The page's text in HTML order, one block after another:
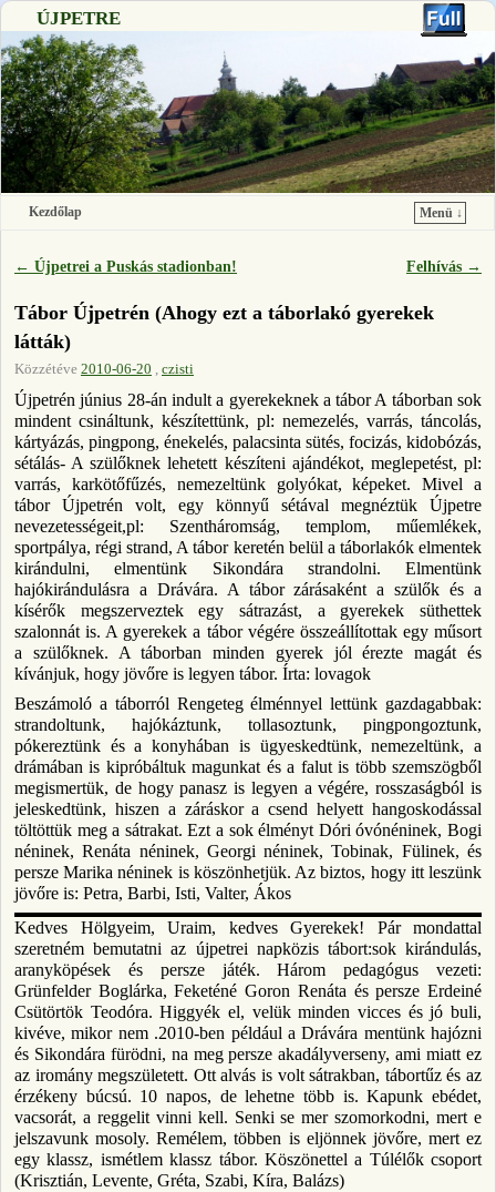
ÚJPETRE
Kezdőlap
Menü ↓
Bejegyzés navigáció
← Újpetrei a Puskás stadionban! Felhívás →
Tábor Újpetrén (Ahogy ezt a táborlakó gyerekek
látták)
Közzétéve 2010-06-20 , czisti
Újpetrén június 28-án indult a gyerekeknek a tábor A táborban sok
mindent csináltunk, készítettünk, pl: nemezelés, varrás, táncolás,
kártyázás, pingpong, énekelés, palacsinta sütés, focizás, kidobózás,
sétálás- A szülőknek lehetett készíteni ajándékot, meglepetést, pl:
varrás, karkötőfűzés, nemezeltünk golyókat, képeket. Mivel a
tábor Újpetrén volt, egy könnyű sétával megnéztük Újpetre
nevezetességeit,pl: Szentháromság, templom, műemlékek,
sportpálya, régi strand, A tábor keretén belül a táborlakók elmentek
kirándulni, elmentünk Sikondára strandolni. Elmentünk
hajókirándulásra a Drávára. A tábor zárásaként a szülők és a
kísérők megszerveztek egy sátrazást, a gyerekek süthettek
szalonnát is. A gyerekek a tábor végére összeállítottak egy műsort
a szülőknek. A táborban minden gyerek jól érezte magát és
kívánjuk, hogy jövőre is legyen tábor. Írta: lovagok
Beszámoló a táborról Rengeteg élménnyel lettünk gazdagabbak:
strandoltunk, hajókáztunk, tollasoztunk, pingpongoztunk,
pókereztünk és a konyhában is ügyeskedtünk, nemezeltünk, a
drámában is kipróbáltuk magunkat és a falut is több szemszögből
megismertük, de hogy panasz is legyen a végére, rosszaságból is
jeleskedtünk, hiszen a záráskor a csend helyett hangoskodással
töltöttük meg a sátrakat. Ezt a sok élményt Dóri óvónéninek, Bogi
néninek, Renáta néninek, Georgi néninek, Tobinak, Fülinek, és
persze Marika néninek is köszönhetjük. Az biztos, hogy itt leszünk
jövőre is: Petra, Barbi, Isti, Valter, Ákos
Kedves Hölgyeim, Uraim, kedves Gyerekek! Pár mondattal
szeretném bemutatni az újpetrei napközis tábort:sok kirándulás,
aranyköpések és persze játék. Három pedagógus vezeti:
Grünfelder Boglárka, Feketéné Goron Renáta és persze Erdeiné
Csütörtök Teodóra. Higgyék el, velük minden vicces és jó buli,
kivéve, mikor nem .2010-ben például a Drávára mentünk hajózni
és Sikondára fürödni, na meg persze akadályverseny, ami miatt ez
az iromány megszületett. Ott alvás is volt sátrakban, tábortűz és az
érzékeny búcsú. 10 napos, de lehetne több is. Kapunk ebédet,
vacsorát, a reggelit vinni kell. Senki se mer szomorkodni, mert e
jelszavunk mosoly. Remélem, többen is eljönnek jövőre, mert ez
egy klassz, ismétlem klassz tábor. Köszönettel a Túlélők csoport
(Krisztián, Levente, Gréta, Szabi, Kíra, Balázs)